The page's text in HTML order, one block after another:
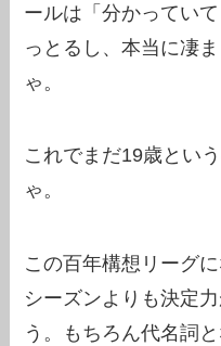
ールは「分かってい
っとるし、本当に凄
ゃ。
これでまだ19歳とい
ゃ。
この百年構想リーグ
シーズンよりも決定
う。もちろん代名詞